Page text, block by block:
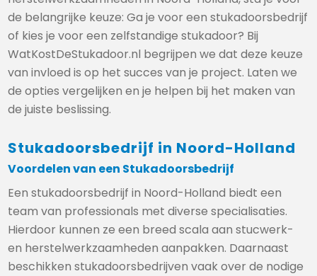
de belangrijke keuze: Ga je voor een stukadoorsbedrijf
of kies je voor een zelfstandige stukadoor? Bij
WatKostDeStukadoor.nl begrijpen we dat deze keuze
van invloed is op het succes van je project. Laten we
de opties vergelijken en je helpen bij het maken van
de juiste beslissing.
Stukadoorsbedrijf in Noord-Holland
Voordelen van een Stukadoorsbedrijf
Een stukadoorsbedrijf in Noord-Holland biedt een
team van professionals met diverse specialisaties.
Hierdoor kunnen ze een breed scala aan stucwerk-
en herstelwerkzaamheden aanpakken. Daarnaast
beschikken stukadoorsbedrijven vaak over de nodige